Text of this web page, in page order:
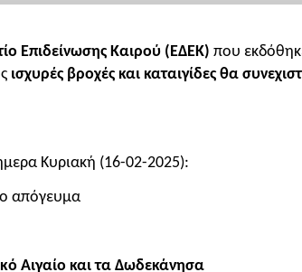
Επιδείνωσης Καιρού (ΕΔΕΚ) που
ισχυρές βροχές και καταιγίδες θα
Κυριακή (16-02-2025):
απόγευμα
Αιγαίο και τα Δωδεκάνησα